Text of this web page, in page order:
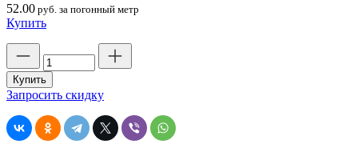
52.00 руб. за погонный метр
Купить
Количество
товара
Ткань
миткаль
шир.
90
Купить
Запросить скидку